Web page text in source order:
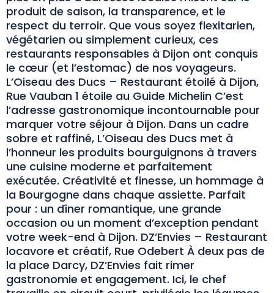
produit de saison, la transparence, et le
respect du terroir. Que vous soyez flexitarien,
végétarien ou simplement curieux, ces
restaurants responsables à Dijon ont conquis
le cœur (et l’estomac) de nos voyageurs.
L’Oiseau des Ducs – Restaurant étoilé à Dijon,
Rue Vauban 1 étoile au Guide Michelin C’est
l’adresse gastronomique incontournable pour
marquer votre séjour à Dijon. Dans un cadre
sobre et raffiné, L’Oiseau des Ducs met à
l’honneur les produits bourguignons à travers
une cuisine moderne et parfaitement
exécutée. Créativité et finesse, un hommage à
la Bourgogne dans chaque assiette. Parfait
pour : un dîner romantique, une grande
occasion ou un moment d’exception pendant
votre week-end à Dijon. DZ’Envies – Restaurant
locavore et créatif, Rue Odebert À deux pas de
la place Darcy, DZ’Envies fait rimer
gastronomie et engagement. Ici, le chef